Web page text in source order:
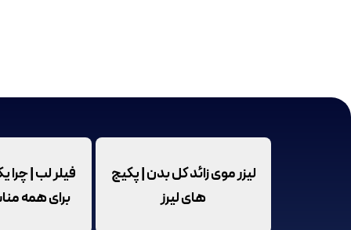
لیزر موی زائد کل بدن | پکیج
های لیرز
فیلر لب |
برای همه